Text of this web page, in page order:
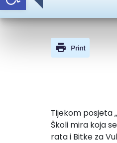
Tijekom posjeta
Školi mira koja
rata i Bitke za